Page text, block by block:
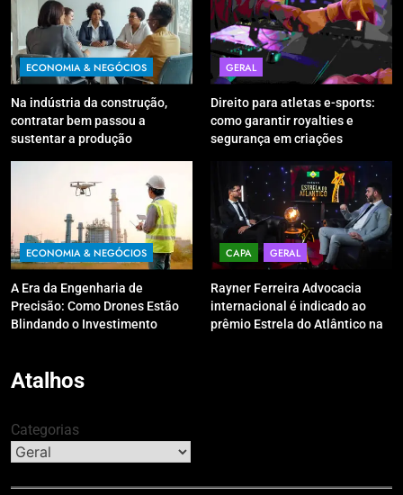
ECONOMIA & NEGÓCIOS
Na indústria da construção,
contratar bem passou a
sustentar a produção
GERAL
Direito para atletas e-sports:
como garantir royalties e
segurança em criações
ECONOMIA & NEGÓCIOS
A Era da Engenharia de
Precisão: Como Drones Estão
Blindando o Investimento
CAPA GERAL
Rayner Ferreira Advocacia
internacional é indicado ao
prêmio Estrela do Atlântico na
Atalhos
Categorias